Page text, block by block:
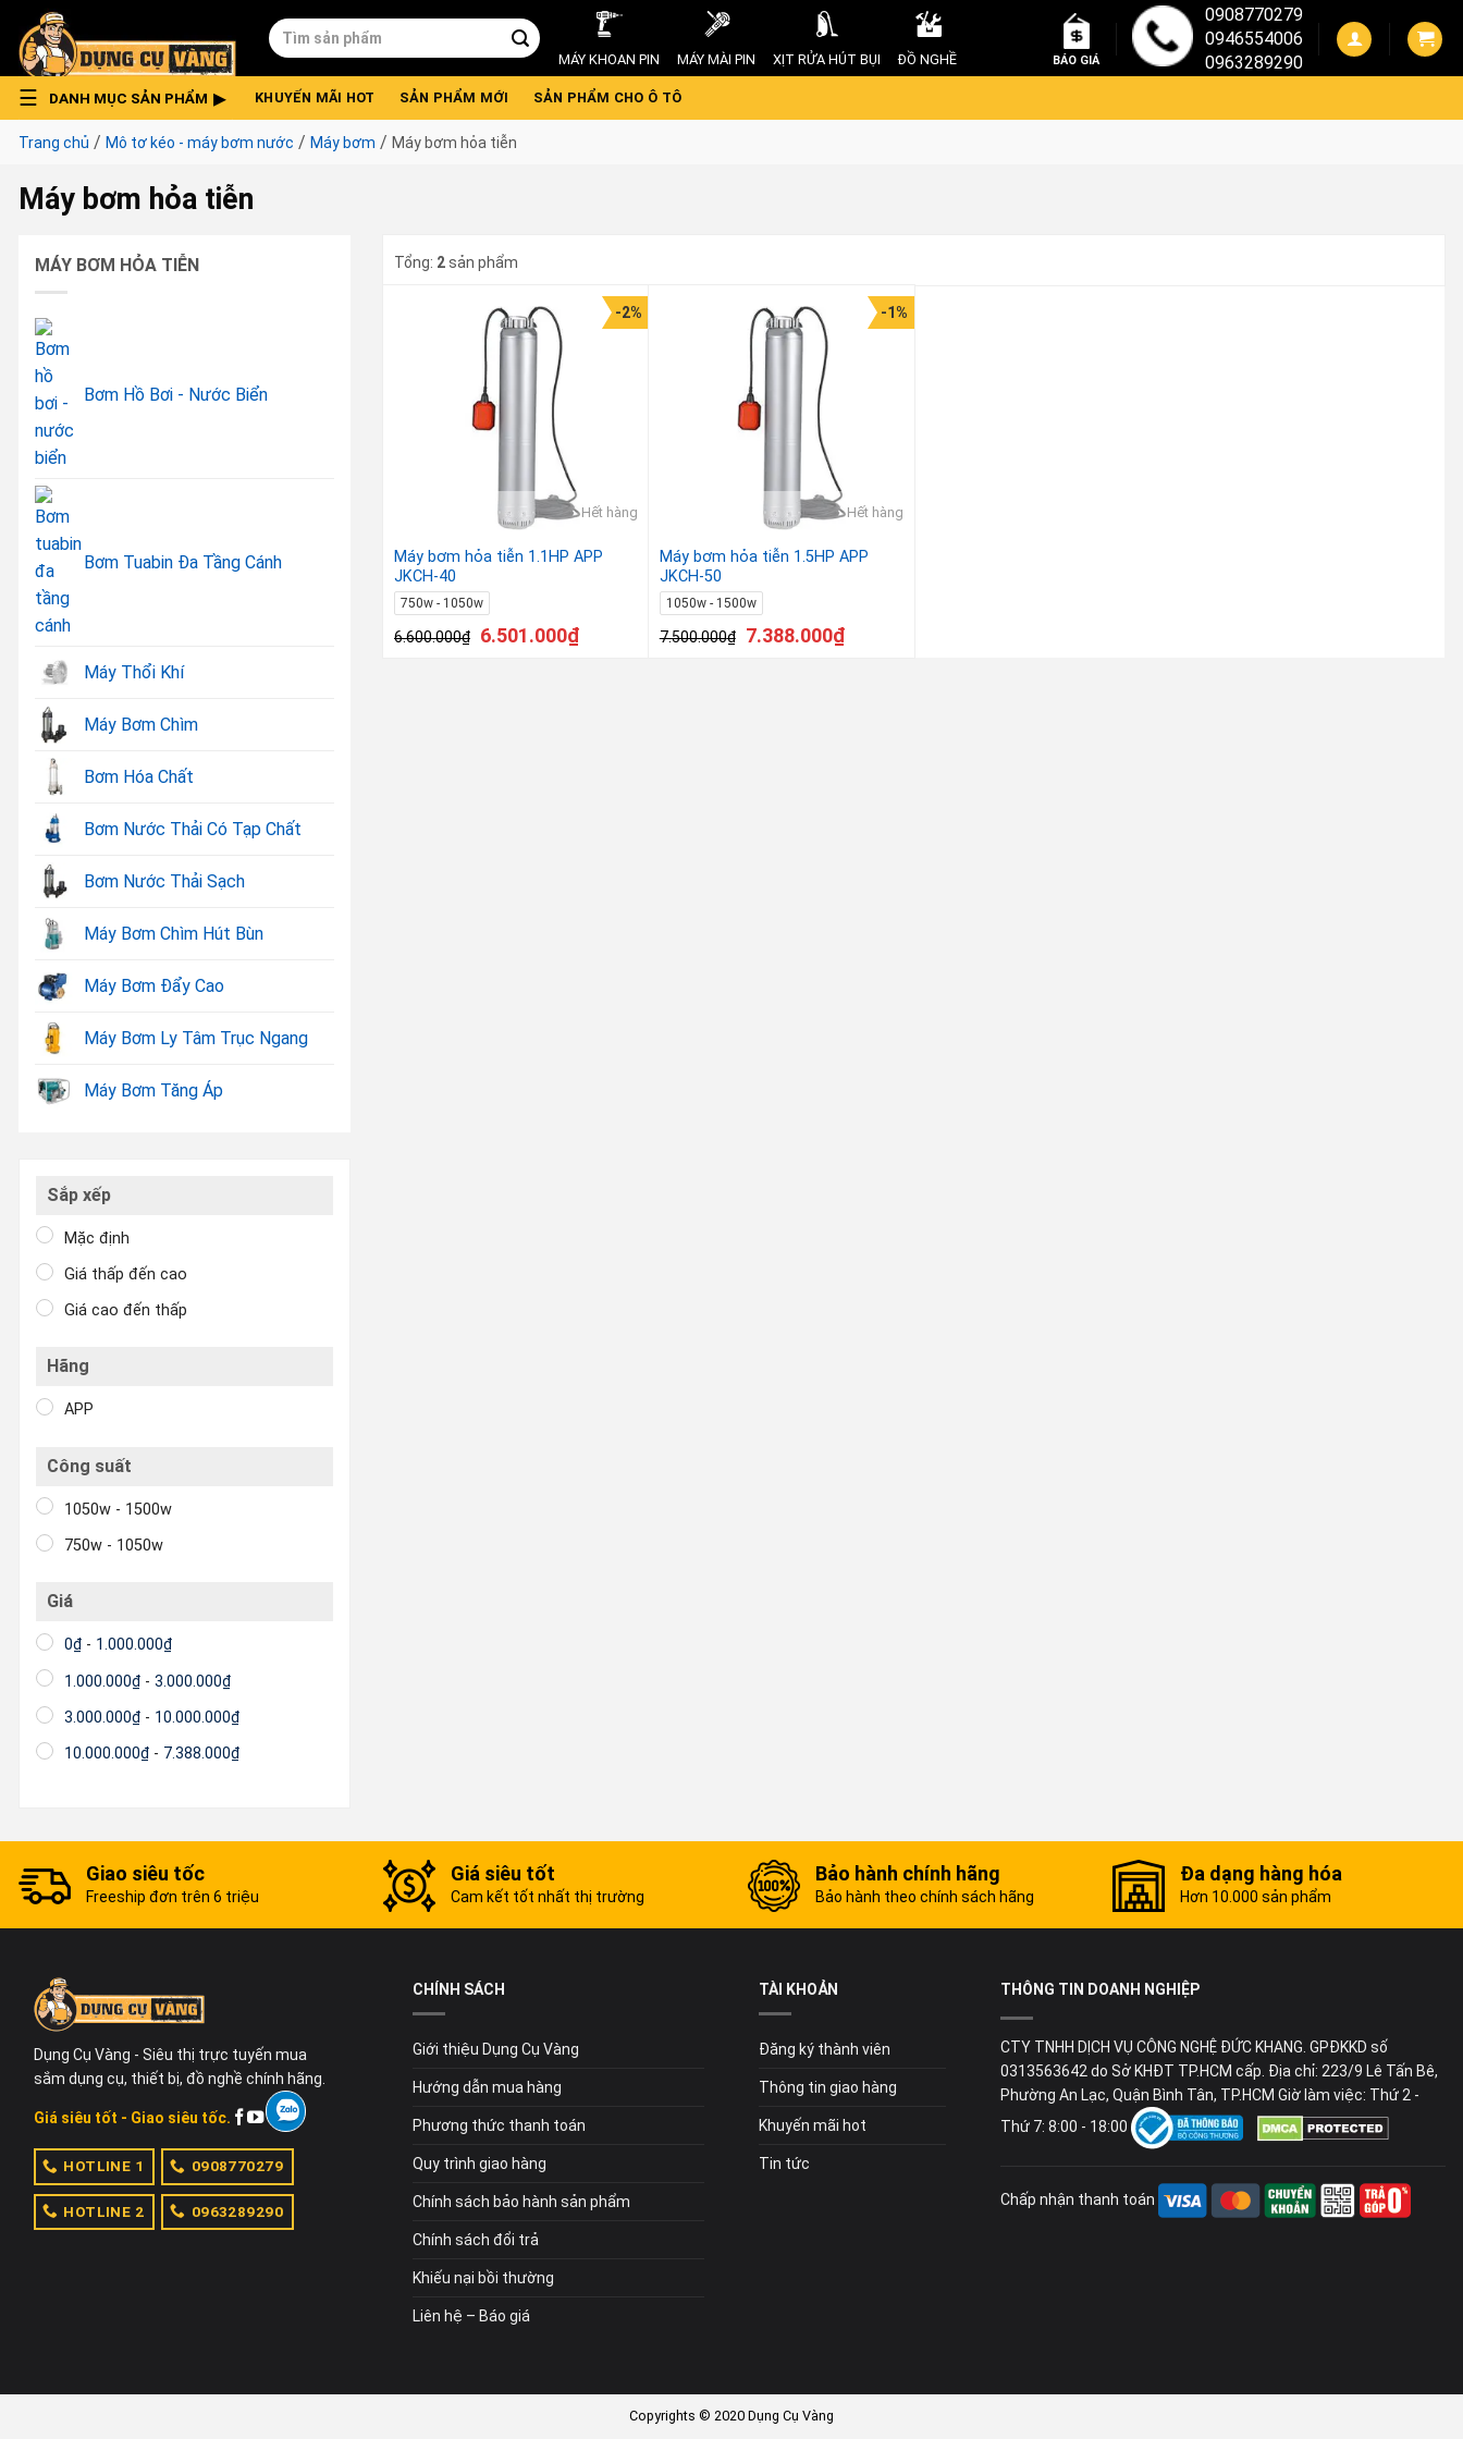
content
Tìm
kiếm:
MÁY KHOAN PIN MÁY MÀI PIN XỊT RỬA HÚT BỤI ĐỒ NGHỀ BÁO GIÁ
0908770279
0946554006
0963289290
DANH MỤC SẢN PHẨM KHUYẾN MÃI HOT SẢN PHẨM MỚI SẢN PHẨM CHO Ô TÔ
Trang chủ / Mô tơ kéo - máy bơm nước / Máy bơm / Máy bơm hỏa tiễn
Máy bơm hỏa tiễn
Tổng: 2sản phẩm
Hết hàng
Máy bơm hỏa tiễn 1.1HP APP
JKCH-40
750w - 1050w
6.600.000₫
-2%
6.501.000₫
Hết hàng
Máy bơm hỏa tiễn 1.5HP APP
JKCH-50
1050w - 1500w
7.500.000₫
-1%
7.388.000₫
MÁY BƠM HỎA TIỄN
Bơm Hồ Bơi - Nước Biển
Bơm Tuabin Đa Tầng Cánh
Máy Thổi Khí
Máy Bơm Chìm
Bơm Hóa Chất
Bơm Nước Thải Có Tạp Chất
Bơm Nước Thải Sạch
Máy Bơm Chìm Hút Bùn
Máy Bơm Đẩy Cao
Máy Bơm Ly Tâm Trục Ngang
Máy Bơm Tăng Áp
Sắp xếp
Mặc định
Giá thấp đến cao
Giá cao đến thấp
Hãng
APP
Công suất
1050w - 1500w
750w - 1050w
Giá
0₫ - 1.000.000₫
1.000.000₫ - 3.000.000₫
3.000.000₫ - 10.000.000₫
10.000.000₫ - 7.388.000₫
Giao siêu tốc
Freeship đơn trên 6 triệu
Giá siêu tốt
Cam kết tốt nhất thị trường
Bảo hành chính hãng
Bảo hành theo chính sách hãng
Đa dạng hàng hóa
Hơn 10.000 sản phẩm
Dụng Cụ Vàng - Siêu thị trực tuyến mua
sắm dụng cụ, thiết bị, đồ nghề chính hãng.
Giá siêu tốt - Giao siêu tốc.
HOTLINE 1 0908770279
HOTLINE 2 0963289290
CHÍNH SÁCH
Giới thiệu Dụng Cụ Vàng
Hướng dẫn mua hàng
Phương thức thanh toán
Quy trình giao hàng
Chính sách bảo hành sản phẩm
Chính sách đổi trả
Khiếu nại bồi thường
Liên hệ – Báo giá
TÀI KHOẢN
Đăng ký thành viên
Thông tin giao hàng
Khuyến mãi hot
Tin tức
THÔNG TIN DOANH NGHIỆP
CTY TNHH DỊCH VỤ CÔNG NGHỆ ĐỨC KHANG. GPĐKKD số
0313563642 do Sở KHĐT TP.HCM cấp. Địa chỉ: 223/9 Lê Tấn Bê,
Phường An Lạc, Quận Bình Tân, TP.HCM Giờ làm việc: Thứ 2 -
Thứ 7: 8:00 - 18:00
Chấp nhận thanh toán
Copyrights © 2020 Dụng Cụ Vàng